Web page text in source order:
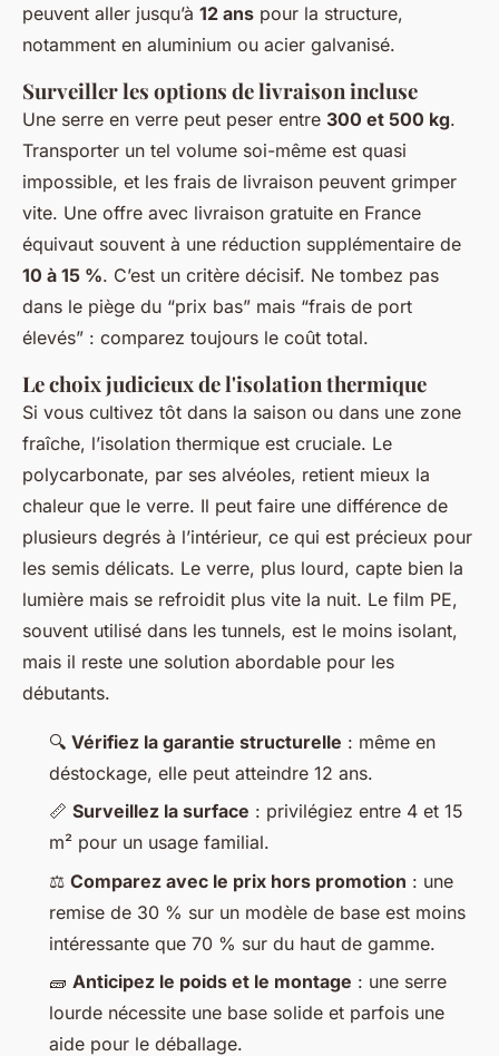
peuvent aller jusqu’à 12 ans pour la structure,
notamment en aluminium ou acier galvanisé.
Surveiller les options de livraison incluse
Une serre en verre peut peser entre 300 et 500 kg.
Transporter un tel volume soi-même est quasi
impossible, et les frais de livraison peuvent grimper
vite. Une offre avec livraison gratuite en France
équivaut souvent à une réduction supplémentaire de
10 à 15 %. C’est un critère décisif. Ne tombez pas
dans le piège du “prix bas” mais “frais de port
élevés” : comparez toujours le coût total.
Le choix judicieux de l'isolation thermique
Si vous cultivez tôt dans la saison ou dans une zone
fraîche, l’isolation thermique est cruciale. Le
polycarbonate, par ses alvéoles, retient mieux la
chaleur que le verre. Il peut faire une différence de
plusieurs degrés à l’intérieur, ce qui est précieux pour
les semis délicats. Le verre, plus lourd, capte bien la
lumière mais se refroidit plus vite la nuit. Le film PE,
souvent utilisé dans les tunnels, est le moins isolant,
mais il reste une solution abordable pour les
débutants.
🔍 Vérifiez la garantie structurelle : même en
déstockage, elle peut atteindre 12 ans.
📏 Surveillez la surface : privilégiez entre 4 et 15
m² pour un usage familial.
⚖️ Comparez avec le prix hors promotion : une
remise de 30 % sur un modèle de base est moins
intéressante que 70 % sur du haut de gamme.
🧱 Anticipez le poids et le montage : une serre
lourde nécessite une base solide et parfois une
aide pour le déballage.